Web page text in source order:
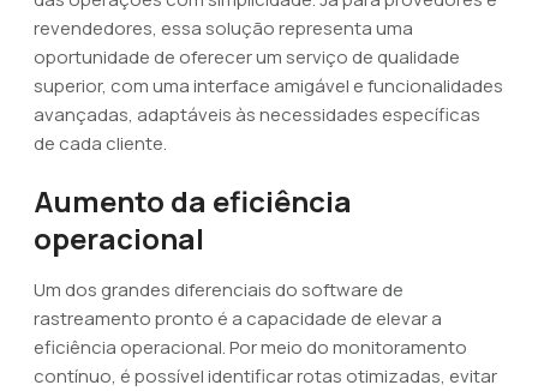
revendedores, essa solução representa uma
oportunidade de oferecer um serviço de qualidade
superior, com uma interface amigável e funcionalidades
avançadas, adaptáveis às necessidades específicas
de cada cliente.
Aumento da eficiência
operacional
Um dos grandes diferenciais do software de
rastreamento pronto é a capacidade de elevar a
eficiência operacional. Por meio do monitoramento
contínuo, é possível identificar rotas otimizadas, evitar